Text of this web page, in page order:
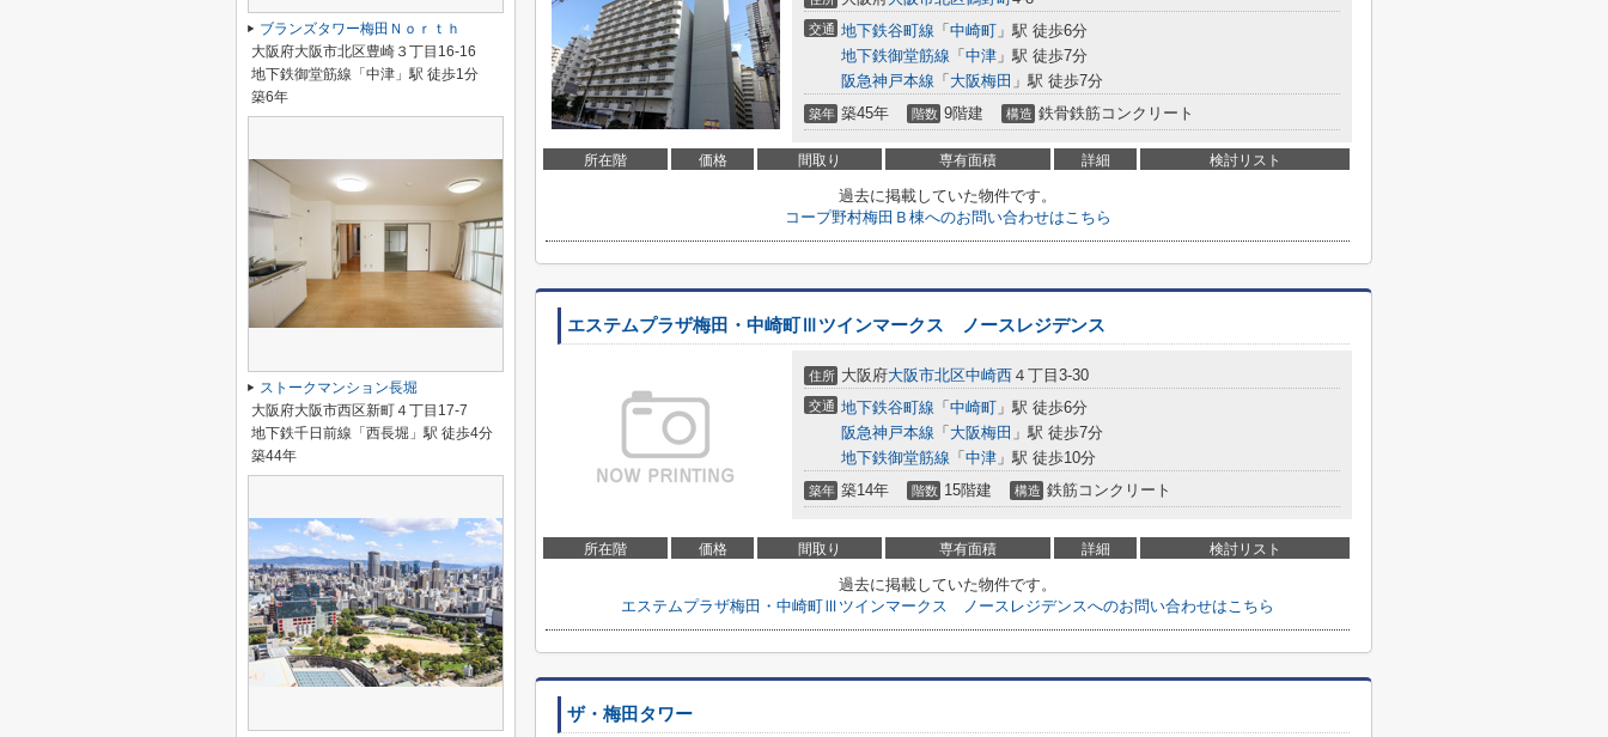
交通 地下鉄谷町線 「 中崎町 」駅 徒歩6分
地下鉄御堂筋線 「 中津 」駅 徒歩7分
阪急神戸本線 「 大阪梅田 」駅 徒歩7分
築年 築45年 階数 9階建 構造 鉄骨鉄筋コンクリート
所在階 価格 間取り 専有面積 詳細 検討リスト
過去に掲載していた物件です。
コープ野村梅田Ｂ棟へのお問い合わせはこちら
エステムプラザ梅田・中崎町Ⅲツインマークス ノースレジデンス
住所 大阪府大阪市北区中崎西 ４丁目3-30
交通 地下鉄谷町線 「 中崎町 」駅 徒歩6分
阪急神戸本線 「 大阪梅田 」駅 徒歩7分
地下鉄御堂筋線 「 中津 」駅 徒歩10分
築年 築14年 階数 15階建 構造 鉄筋コンクリート
所在階 価格 間取り 専有面積 詳細 検討リスト
過去に掲載していた物件です。
エステムプラザ梅田・中崎町Ⅲツインマークス ノースレジデンスへのお問い合わせはこちら
ザ・梅田タワー
ブランズタワー梅田Ｎｏｒｔｈ
大阪府大阪市北区豊崎３丁目16-16
地下鉄御堂筋線「中津」駅 徒歩1分
築6年
ストークマンション長堀
大阪府大阪市西区新町４丁目17-7
地下鉄千日前線「西長堀」駅 徒歩4分
築44年